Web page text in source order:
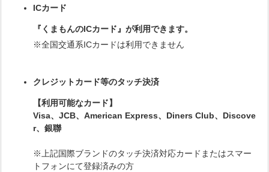
ICカード
『くまもんのICカード』が利用できます。
※全国交通系ICカードは利用できません
クレジットカード等のタッチ決済
【利用可能なカード】
Visa、JCB、American Express、Diners Club、Discove
r、銀聯
※上記国際ブランドのタッチ決済対応カードまたはスマー
トフォンにて登録済みの方